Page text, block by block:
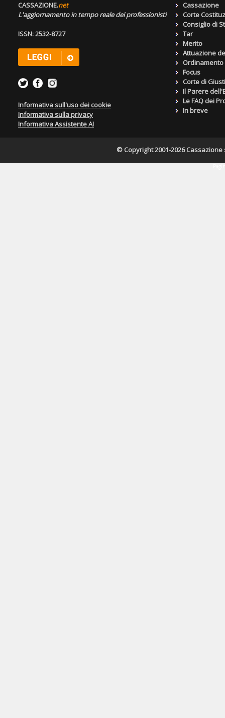
CASSAZIONE.net
L'aggiornamento in tempo reale dei professionisti
ISSN: 2532-8727
Informativa sull'uso dei cookie
Informativa sulla privacy
Informativa Assistente AI
Cassazione
Corte
Consiglio di
Tar
Merito
Attuazione
Focus
Corte di
Il Parere
Le FAQ dei
In breve
© Copyright 2001-2026 Cassazione